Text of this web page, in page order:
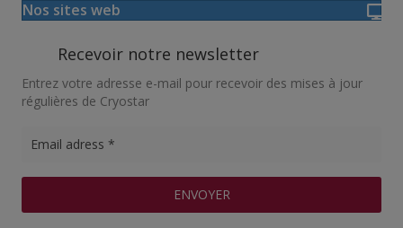
Nos sites web
Recevoir notre newsletter
Entrez votre adresse e-mail pour recevoir des mises à jour
régulières de Cryostar